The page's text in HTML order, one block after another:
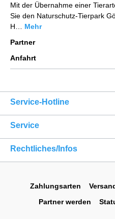
Mit der Übernahme einer
Sie den Naturschutz-Tierpark
H… Mehr
Partner
Anfahrt
Service-Hotline
Service
Rechtliches/Infos
Zahlungsarten
Partner werden